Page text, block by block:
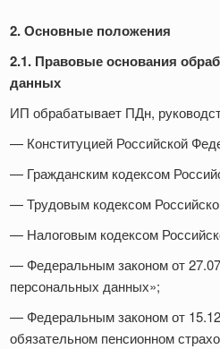
2. Основные положения
2.1. Правовые основания
данных
ИП обрабатывает ПДн,
— Конституцией Российской
— Гражданским кодексом
— Трудовым кодексом
— Налоговым кодексом
— Федеральным законом от
персональных данных»;
— Федеральным законом от
обязательном пенсионном